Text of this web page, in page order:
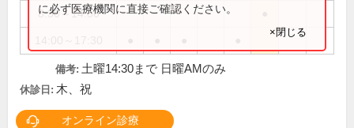
8:30～14:30
に必ず医療機関に直接ご確認ください。
×閉じる
備考: 土曜14:30まで 日曜AMのみ
休診日: 木、祝
オンライン診療